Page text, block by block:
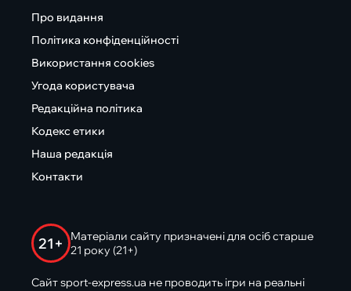
Про видання
Політика конфіденційності
Використання cookies
Угода користувача
Редакційна політика
Кодекс етики
Наша редакція
Контакти
21+
Матеріали сайту призначені для осіб старше
21 року (21+)
Сайт sport-express.ua не проводить ігри на реальні